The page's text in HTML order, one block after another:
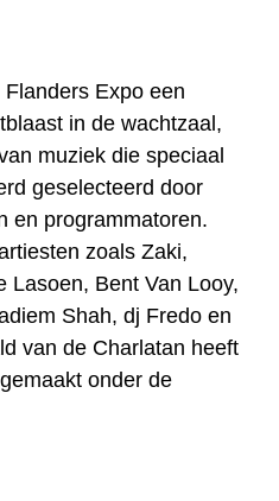
Expo een
in de wachtzaal,
muziek die speciaal
geselecteerd door
en programmatoren.
zoals Zaki,
Lasoen, Bent Van Looy,
Shah, dj Fredo en
van de Charlatan heeft
onder de